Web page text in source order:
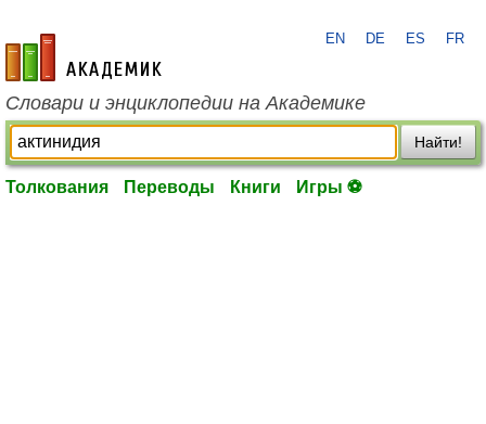
academic.ru
EN DE ES FR
Словари и энциклопедии на Академике
Найти!
Толкования Переводы Книги Игры ⚽